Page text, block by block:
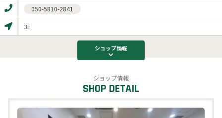
サービス
家電
季節のメニュー
キッズメニュー一覧
050-5810-2841
3F
ショップ情報
ショップ情報